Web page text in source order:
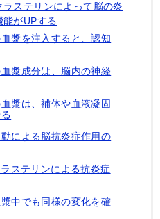
ステリンによって脳の炎
がUPする
漿を注入すると、認知
漿成分は、脳内の神経
漿は、補体や血液凝固
による脳抗炎症作用の
ステリンによる抗炎症
中でも同様の変化を確